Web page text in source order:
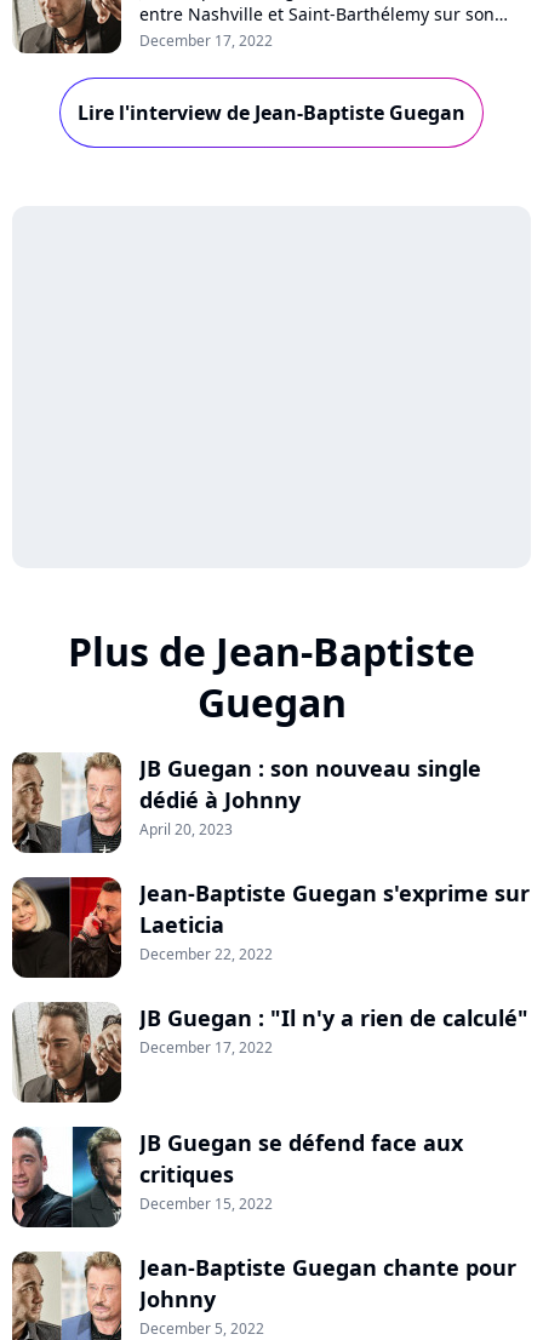
entre Nashville et Saint-Barthélemy sur son
nouvel album "Toutes les larmes sèchent un
débuts, son hommage à Johnny Hallyday : le
chanteur se confie en toute franchise en
December 17, 2022
Lire l'interview de Jean-Baptiste Guegan
Plus de Jean-Baptiste
Guegan
JB Guegan : son nouveau single
dédié à Johnny
April 20, 2023
Jean-Baptiste Guegan s'exprime sur
Laeticia
December 22, 2022
JB Guegan : "Il n'y a rien de calculé"
December 17, 2022
JB Guegan se défend face aux
critiques
December 15, 2022
Jean-Baptiste Guegan chante pour
Johnny
December 5, 2022